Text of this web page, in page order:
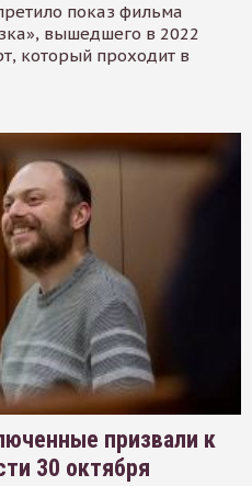
показ фильма
вышедшего в 2022
который проходит в
призвали к
30 октября